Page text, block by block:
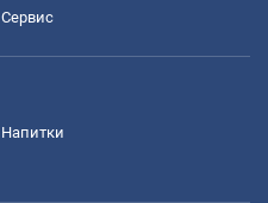
Сервис
Напитки